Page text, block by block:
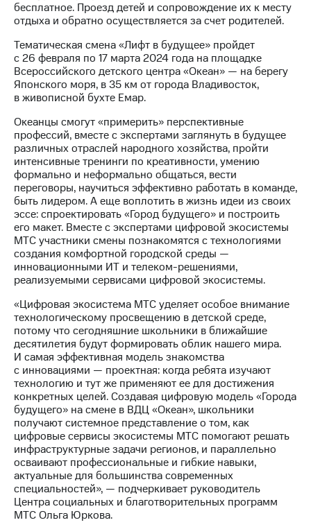
Корпоративное
управление
Корпоративный
секретарь
Раскрытие
информации
Информация
Документы
ПАО
"МТС"
Собрания
акционеров
Личный
кабинет
акционера
Акционерный
капитал
Контроль
и
аудит
акций
Описание
Программа
приобретения
Порядок
выкупа
акций
Дивиденды
Рынок
облигаций
Описание
Еврооблигации-2023
Уведомление
о
погашении
бесплатное. Проезд детей и сопровождение их к месту
отдыха и обратно осуществляется за счет родителей.
Тематическая смена «Лифт в будущее» пройдет
с 26 февраля по 17 марта 2024 года на площадке
Всероссийского детского центра «Океан» — на берегу
Японского моря, в 35 км от города Владивосток,
в живописной бухте Емар.
Океанцы смогут «примерить» перспективные
профессий, вместе с экспертами заглянуть в будущее
различных отраслей народного хозяйства, пройти
интенсивные тренинги по креативности, умению
формально и неформально общаться, вести
переговоры, научиться эффективно работать в команде,
быть лидером. А еще воплотить в жизнь идеи из своих
эссе: спроектировать «Город будущего» и построить
его макет. Вместе с экспертами цифровой экосистемы
МТС участники смены познакомятся с технологиями
создания комфортной городской среды —
инновационными ИТ и телеком-решениями,
реализуемыми сервисами цифровой экосистемы.
«Цифровая экосистема МТС уделяет особое внимание
технологическому просвещению в детской среде,
потому что сегодняшние школьники в ближайшие
десятилетия будут формировать облик нашего мира.
И самая эффективная модель знакомства
с инновациями — проектная: когда ребята изучают
технологию и тут же применяют ее для достижения
конкретных целей. Создавая цифровую модель «Города
будущего» на смене в ВДЦ «Океан», школьники
получают системное представление о том, как
цифровые сервисы экосистемы МТС помогают решать
инфраструктурные задачи регионов, и параллельно
осваивают профессиональные и гибкие навыки,
актуальные для большинства современных
специальностей», — подчеркивает руководитель
Центра социальных и благотворительных программ
МТС Ольга Юркова.